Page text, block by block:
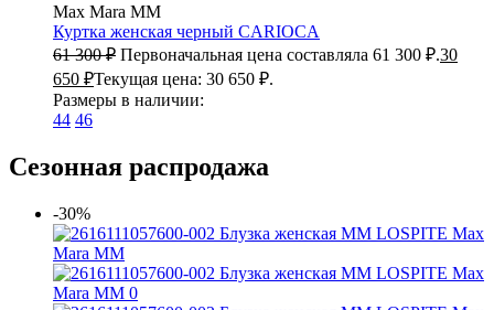
Max Mara MM
Куртка женская черный CARIOCA
61 300₽ Первоначальная цена составляла 61 300 ₽.30
650 ₽Текущая цена: 30 650 ₽.
Размеры в наличии:
44 46
Сезонная распродажа
-30%